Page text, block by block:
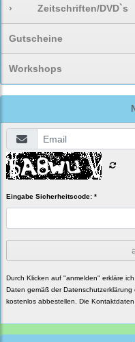
› Zeitschriften/DVD`s
Gutscheine
Workshops
Eingabe Sicherheitscode: *
Durch Klicken auf "anmelden" erkläre
Daten gemäß der Datenschutzerklärung
kostenlos abbestellen. Die